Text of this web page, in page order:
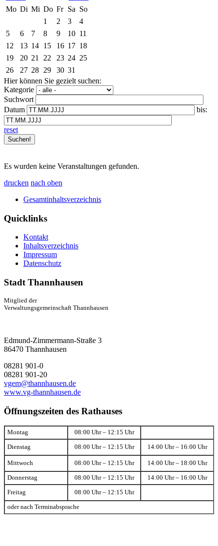
Mo Di Mi Do Fr Sa So
1
2 3
4
5
6 7 8 9 10 11
12
13 14 15 16 17 18
19
20 21 22 23 24 25
26
27 28 29 30 31
Hier können Sie gezielt suchen:
Kategorie
Suchwort
Datum
bis:
reset
Es wurden keine Veranstaltungen gefunden.
drucken nach oben
Gesamtinhaltsverzeichnis
Quicklinks
Kontakt
Inhaltsverzeichnis
Impressum
Datenschutz
Stadt Thannhausen
Mitglied der
Verwaltungsgemeinschaft Thannhausen
Edmund-Zimmermann-Straße 3
86470 Thannhausen
08281 901-0
08281 901-20
vgem@thannhausen.de
www.vg-thannhausen.de
Öffnungszeiten des Rathauses
Montag 08:00 Uhr – 12:15 Uhr
Dienstag 08:00 Uhr – 12:15 Uhr 14:00 Uhr – 16:00 Uhr
Mittwoch 08:00 Uhr – 12:15 Uhr 14:00 Uhr – 18:00 Uhr
Donnerstag 08:00 Uhr – 12:15 Uhr 14:00 Uhr – 16:00 Uhr
Freitag 08:00 Uhr – 12:15 Uhr
oder nach Terminabsprache